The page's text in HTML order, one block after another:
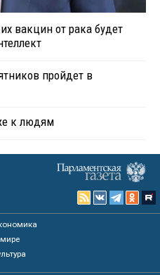
вакцин от рака будет
пройдет в
к людям